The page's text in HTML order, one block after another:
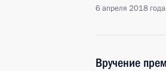
6 апреля 2018
Вручение